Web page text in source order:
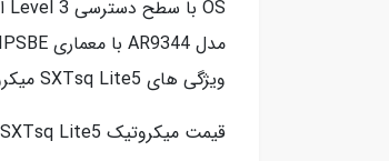
ویژگی های SXTsq Lite5 میکروتیک است.
قیمت میکروتیک SXTsq Lite5